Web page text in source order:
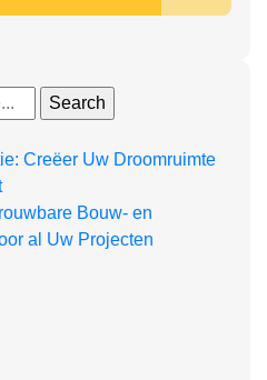
Creëer Uw Droomruimte
Bouw- en
al Uw Projecten